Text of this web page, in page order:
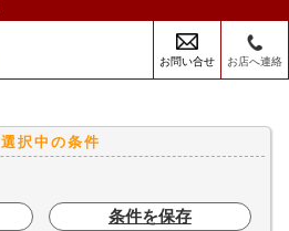
お問い合せ お店へ連絡
選択中の条件
条件を保存